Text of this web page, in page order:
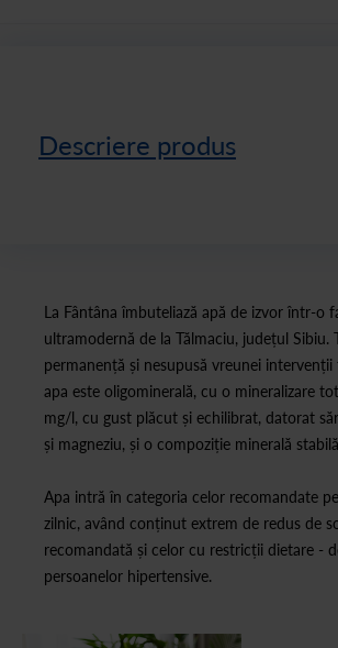
Descriere produs
La Fântâna îmbuteliază apă de izvor într-o
ultramodernă de la Tălmaciu, județul Sibiu.
permanență și nesupusă vreunei intervenții
apa este oligominerală, cu o mineralizare
mg/l, cu gust plăcut și echilibrat, datorat
și magneziu, și o compoziție minerală
Apa intră în categoria celor recomandate
zilnic, având conținut extrem de redus de
recomandată și celor cu restricții dietare -
persoanelor hipertensive.